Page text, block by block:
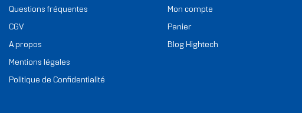
Questions fréquentes
CGV
A propos
Mentions légales
Politique de Confidentialité
Mon compte
Panier
Blog Hightech